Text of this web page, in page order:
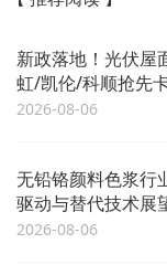
新政落地！光伏屋
虹/凯伦/科顺抢先
2026-08-06
无铅铬颜料色浆行
驱动与替代技术展
2026-08-06